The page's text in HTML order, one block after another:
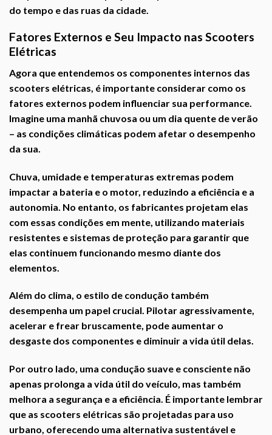
do tempo e das ruas da cidade.
Fatores Externos e Seu Impacto nas Scooters
Elétricas
Agora que entendemos os componentes internos das
scooters elétricas, é importante considerar como os
fatores externos podem influenciar sua performance.
Imagine uma manhã chuvosa ou um dia quente de verão
– as condições climáticas podem afetar o desempenho
da sua.
Chuva, umidade e temperaturas extremas podem
impactar a bateria e o motor, reduzindo a eficiência e a
autonomia. No entanto, os fabricantes projetam elas
com essas condições em mente, utilizando materiais
resistentes e sistemas de proteção para garantir que
elas continuem funcionando mesmo diante dos
elementos.
Além do clima, o estilo de condução também
desempenha um papel crucial. Pilotar agressivamente,
acelerar e frear bruscamente, pode aumentar o
desgaste dos componentes e diminuir a vida útil delas.
Por outro lado, uma condução suave e consciente não
apenas prolonga a vida útil do veículo, mas também
melhora a segurança e a eficiência. É importante lembrar
que as scooters elétricas são projetadas para uso
urbano, oferecendo uma alternativa sustentável e